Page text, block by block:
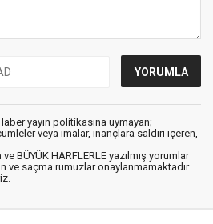
yayın politikasına uymayan;
veya imalar, inançlara saldırı içeren,
BÜYÜK HARFLERLE yazılmış yorumlar
ve saçma rumuzlar onaylanmamaktadır.